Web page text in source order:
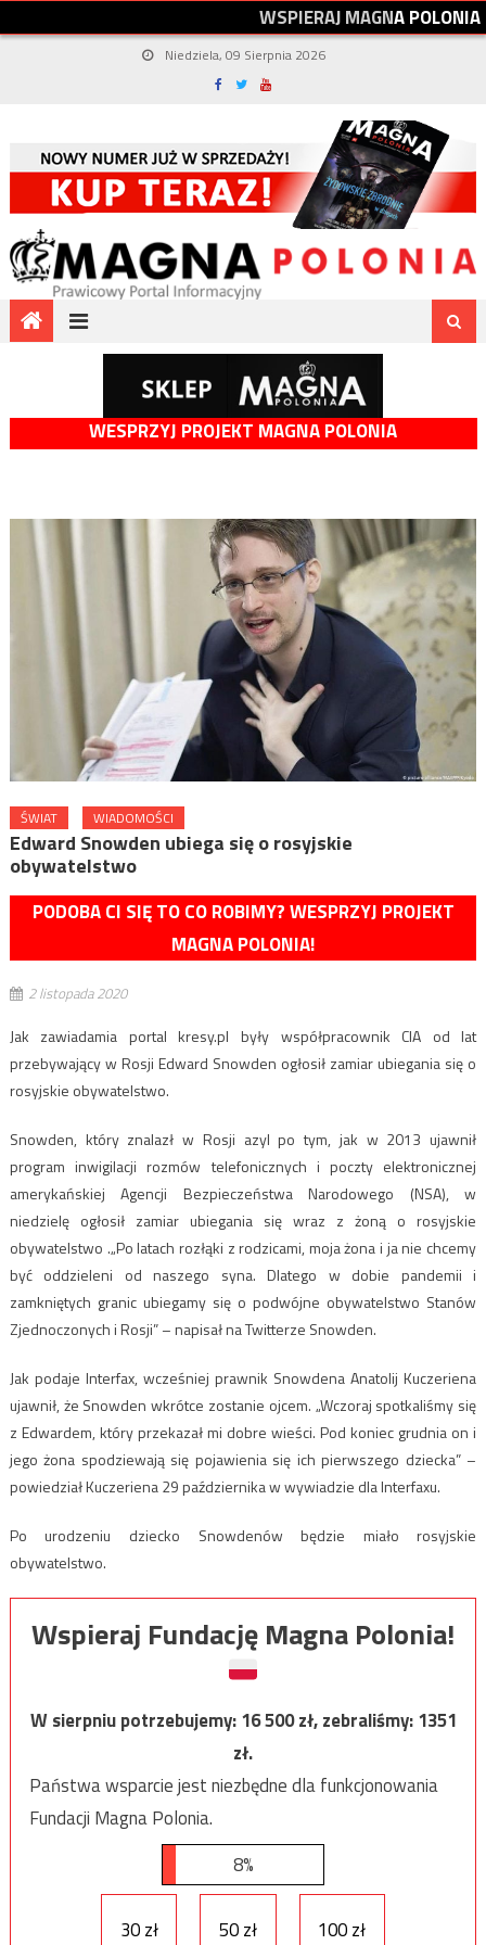
WSPIERAJMAGNAPOLONIA
Niedziela, 09 Sierpnia 2026
WESPRZYJ PROJEKT MAGNA POLONIA
ŚWIAT WIADOMOŚCI
Edward Snowden ubiega się o rosyjskie
obywatelstwo
PODOBA CI SIĘ TO CO ROBIMY? WESPRZYJ PROJEKT
MAGNA POLONIA!
2 listopada 2020
Jak zawiadamia portal kresy.pl były współpracownik CIA od lat
przebywający w Rosji Edward Snowden ogłosił zamiar ubiegania się o
rosyjskie obywatelstwo.
Snowden, który znalazł w Rosji azyl po tym, jak w 2013 ujawnił
program inwigilacji rozmów telefonicznych i poczty elektronicznej
amerykańskiej Agencji Bezpieczeństwa Narodowego (NSA), w
niedzielę ogłosił zamiar ubiegania się wraz z żoną o rosyjskie
obywatelstwo .„Po latach rozłąki z rodzicami, moja żona i ja nie chcemy
być oddzieleni od naszego syna. Dlatego w dobie pandemii i
zamkniętych granic ubiegamy się o podwójne obywatelstwo Stanów
Zjednoczonych i Rosji” – napisał na Twitterze Snowden.
Jak podaje Interfax, wcześniej prawnik Snowdena Anatolij Kuczeriena
ujawnił, że Snowden wkrótce zostanie ojcem. „Wczoraj spotkaliśmy się
z Edwardem, który przekazał mi dobre wieści. Pod koniec grudnia on i
jego żona spodziewają się pojawienia się ich pierwszego dziecka” –
powiedział Kuczeriena 29 października w wywiadzie dla Interfaxu.
Po urodzeniu dziecko Snowdenów będzie miało rosyjskie
obywatelstwo.
Wspieraj Fundację Magna Polonia!
W sierpniu potrzebujemy:16 500zł, zebraliśmy:1351
zł.
Państwa wsparcie jest niezbędne dla funkcjonowania
Fundacji Magna Polonia.
8%
30 zł 50 zł 100 zł